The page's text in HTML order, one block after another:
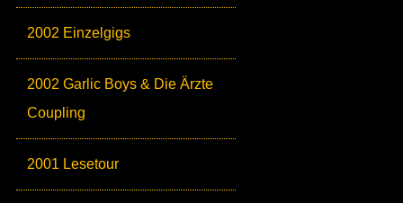
2002 Einzelgigs
2002 Garlic Boys & Die Ärzte
Coupling
2001 Lesetour